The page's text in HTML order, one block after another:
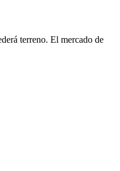
terreno. El mercado de